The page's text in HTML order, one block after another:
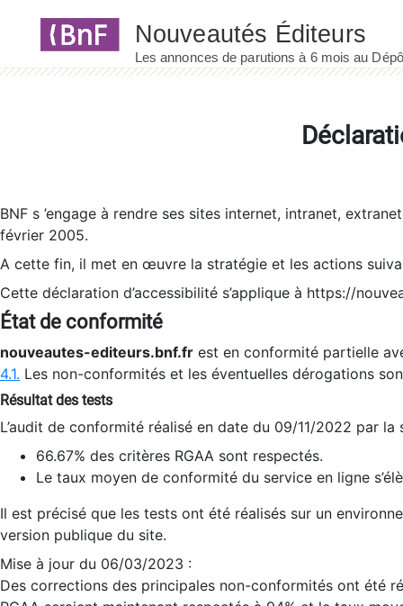
BNF s ’engage à rendre ses sites internet, intranet,
février 2005.
A cette fin, il met en œuvre la stratégie et les actions
Cette déclaration d’accessibilité s’applique à https://
État de conformité
nouveautes-editeurs.bnf.fr est en conformité partielle
4.1. Les non-conformités et les éventuelles dérogations
Résultat des tests
L’audit de conformité réalisé en date du 09/11/2022 par
66.67% des critères RGAA sont respectés.
Le taux moyen de conformité du service en ligne
Il est précisé que les tests ont été réalisés sur un
version publique du site.
Mise à jour du 06/03/2023 :
Des corrections des principales non-conformités ont été